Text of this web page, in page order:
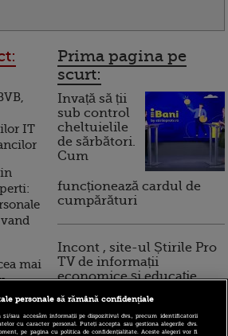
IT
mai
Prima pagina pe
scurt:
Invață să ții
sub control
cheltuielile
de sărbători.
Cum
funcționează cardul de
cumpărături
Incont , site-ul Știrile Pro
TV de informații
economice și educație
personale să rămână confidențiale
și/sau accesăm informații pe dispozitivul dvs., precum identificatorii
cu caracter personal. Puteți accepta sau gestiona alegerile dvs.
pe pagina cu politica de confidențialitate. Aceste alegeri vor fi